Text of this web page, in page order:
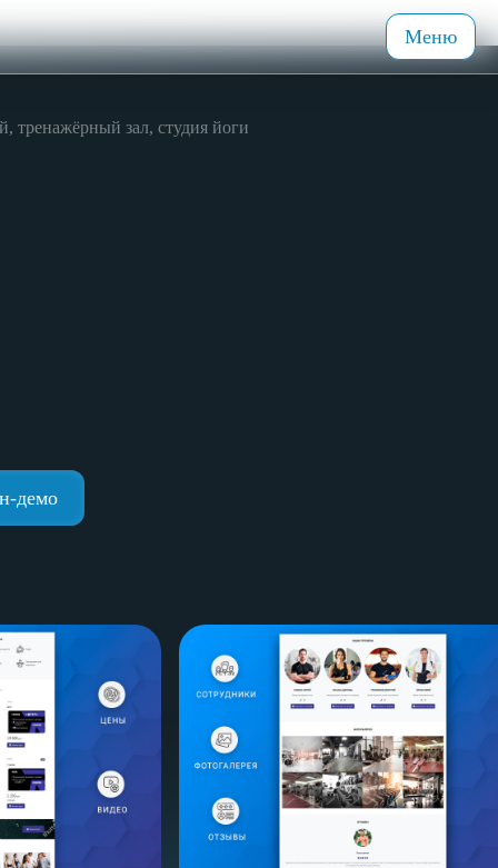
Меню
тренажёрный зал, студия йоги
демо